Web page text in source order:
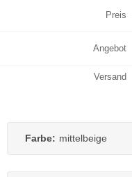
Preis
Angebot
Versand
Farbe: mittelbeige